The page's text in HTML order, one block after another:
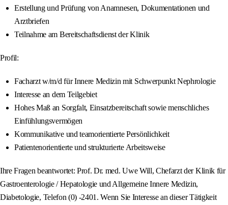
Erstellung und Prüfung von Anamnesen, Dokumentationen und
Arztbriefen
Teilnahme am Bereitschaftsdienst der Klinik
Profil:
Facharzt w/m/d für Innere Medizin mit Schwerpunkt Nephrologie
Interesse an dem Teilgebiet
Hohes Maß an Sorgfalt, Einsatzbereitschaft sowie menschliches
Einfühlungsvermögen
Kommunikative und teamorientierte Persönlichkeit
Patientenorientierte und strukturierte Arbeitsweise
Ihre Fragen beantwortet: Prof. Dr. med. Uwe Will, Chefarzt der Klinik für
Gastroenterologie / Hepatologie und Allgemeine Innere Medizin,
Diabetologie, Telefon (0) -2401. Wenn Sie Interesse an dieser Tätigkeit